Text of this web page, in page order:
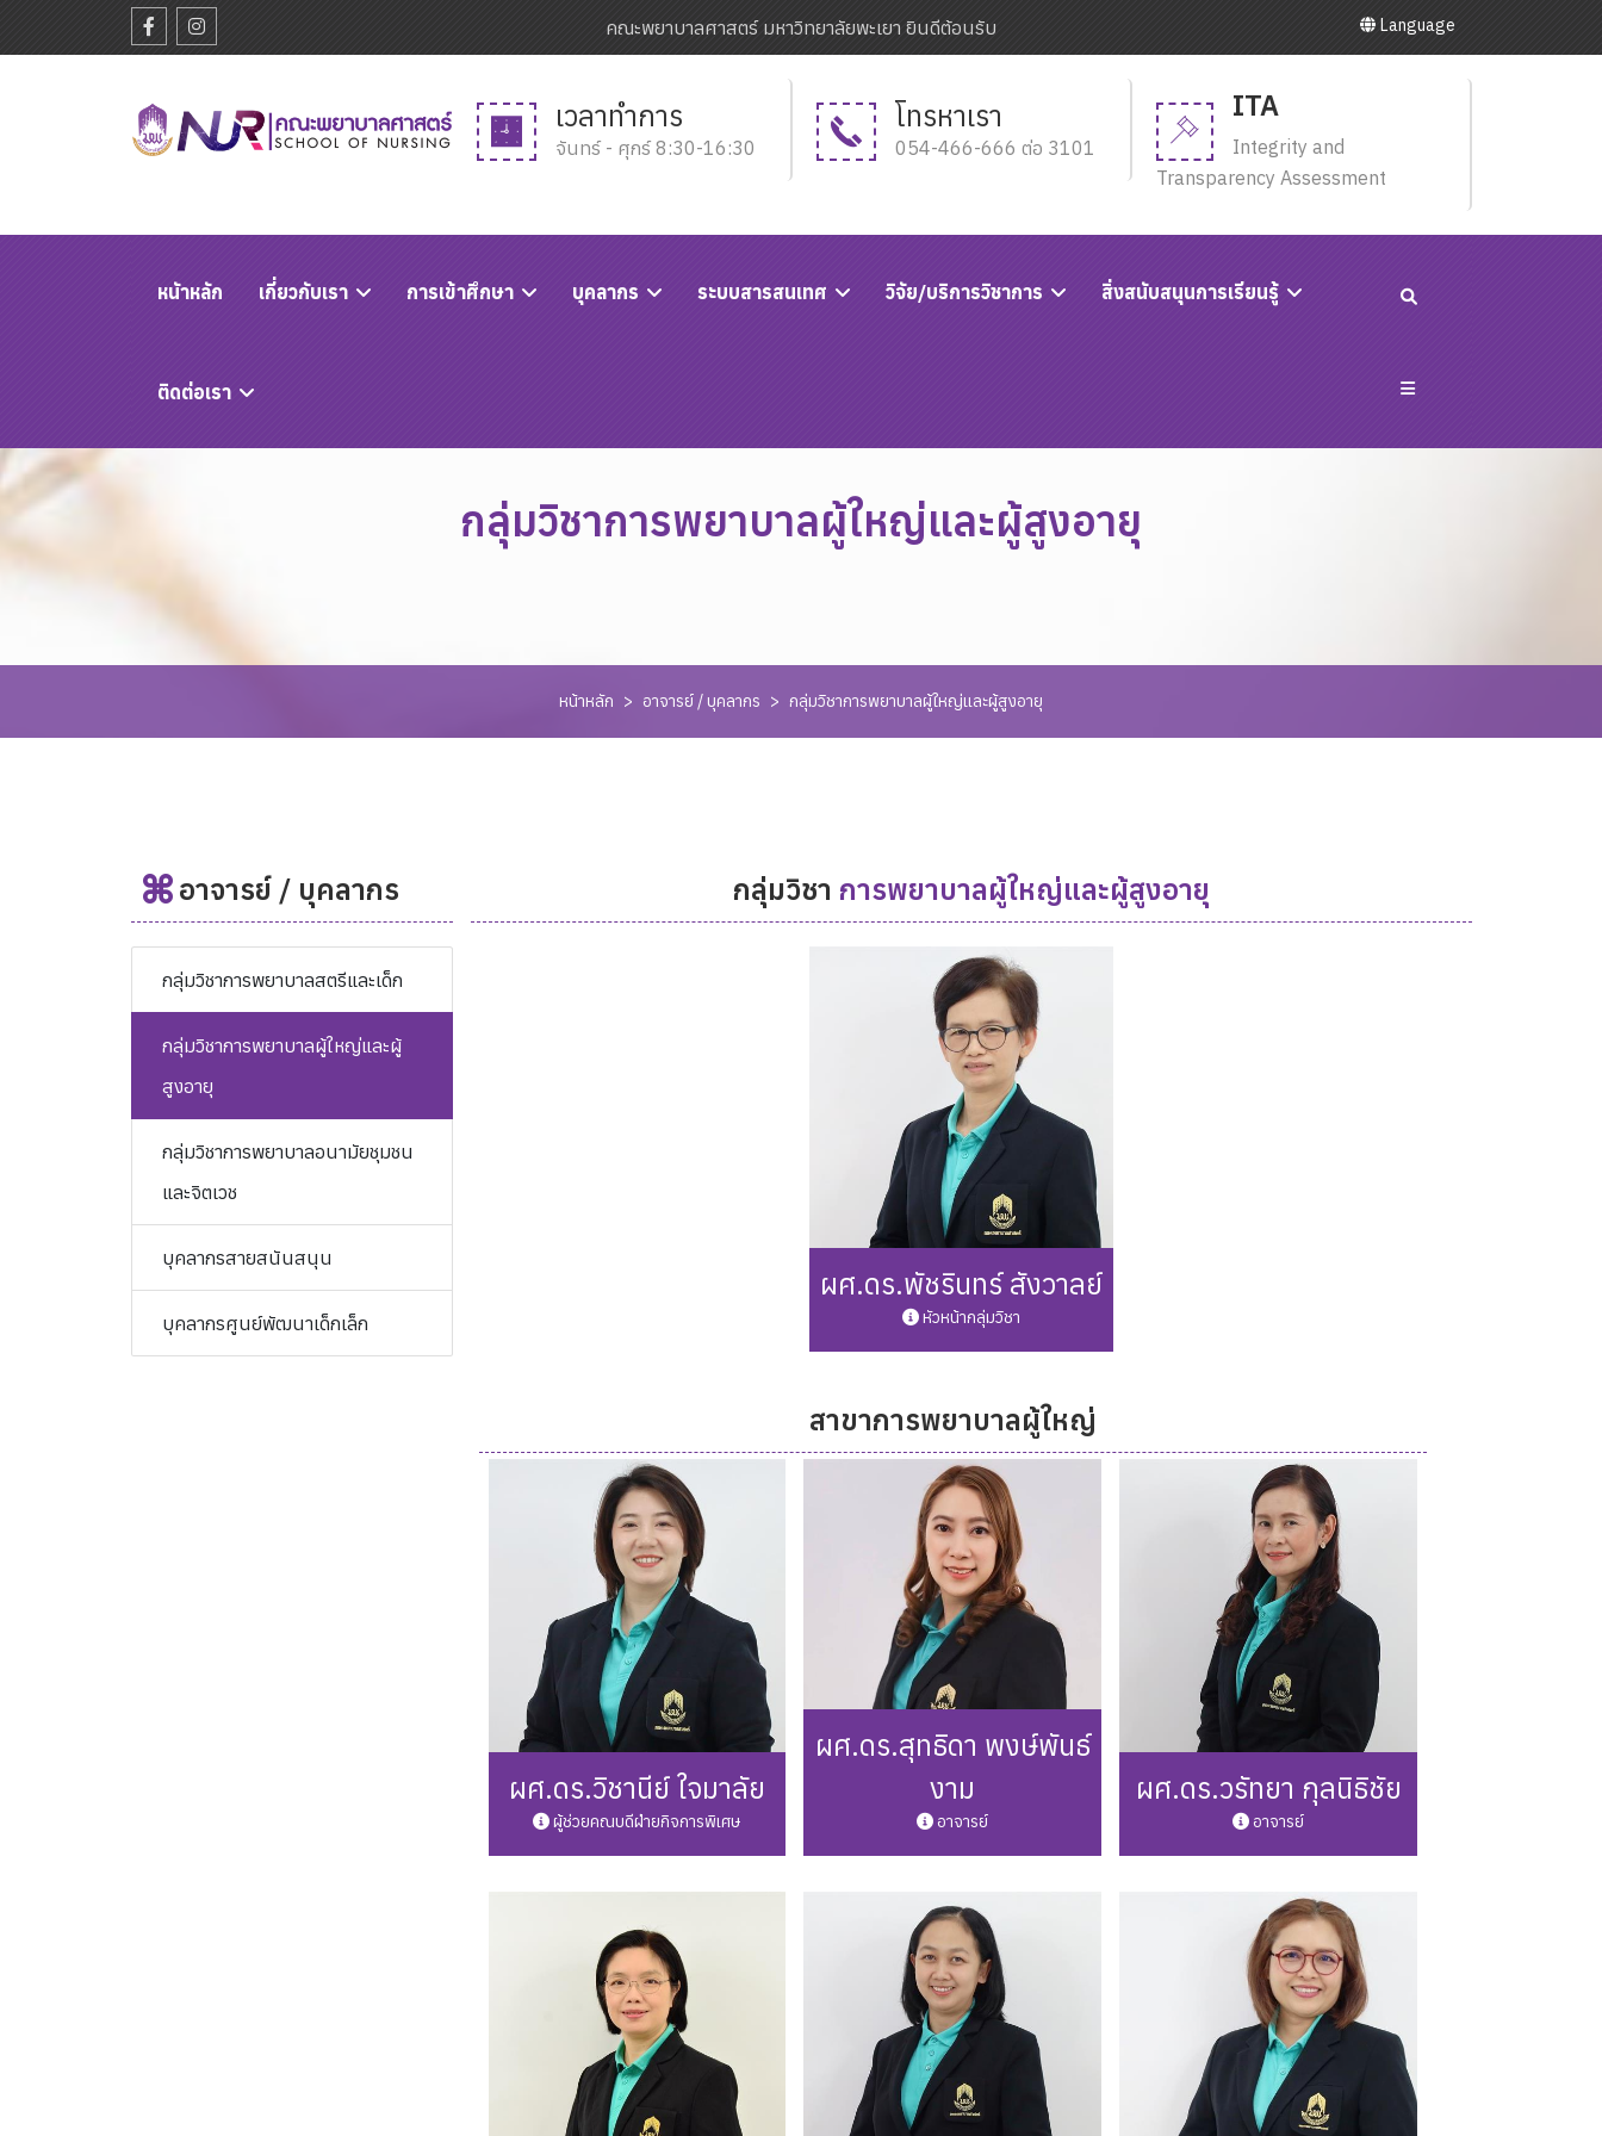
คณะพยาบาลศาสตร์ มหาวิทยาลัยพะเยา ยินดีต้อนรับ Language
เวลาทำการ
จันทร์ - ศุกร์ 8:30-16:30
โทรหาเรา
054-466-666 ต่อ 3101
ITA
Integrity and
Transparency Assessment
หนัาหลัก เกี่ยวกับเรา การเข้าศึกษา บุคลากร ระบบสารสนเทศ วิจัย/บริการวิชาการ สิ่งสนับสนุนการเรียนรู้
ติดต่อเรา
กลุ่มวิชาการพยาบาลผู้ใหญ่และผู้สูงอายุ
หน้าหลัก > อาจารย์ / บุคลากร > กลุ่มวิชาการพยาบาลผู้ใหญ่และผู้สูงอายุ
อาจารย์ / บุคลากร
กลุ่มวิชาการพยาบาลสตรีและเด็ก
กลุ่มวิชาการพยาบาลผู้ใหญ่และผู้
สูงอายุ
กลุ่มวิชาการพยาบาลอนามัยชุมชน
และจิตเวช
บุคลากรสายสนันสนุน
บุคลากรศูนย์พัฒนาเด็กเล็ก
กลุ่มวิชา การพยาบาลผู้ใหญ่และผู้สูงอายุ
ผศ.ดร.พัชรินทร์ สังวาลย์
หัวหน้ากลุ่มวิชา
Phone: 0 5446 6666 ต่อ 3252
Mail: Patcharin.su@up.ac.th
รายละเอียดเพิ่มเติม
สาขาการพยาบาลผู้ใหญ่
ผศ.ดร.วิชานีย์ ใจมาลัย
ผู้ช่วยคณบดีฝ่ายกิจการพิเศษ
Phone: 0 5446 6666 ต่อ 3249
Mail: wichanee.ja@up.ac.th
รายละเอียดเพิ่มเติม
ผศ.ดร.สุทธิดา พงษ์พันธ์
งาม
อาจารย์
Phone: 0 5446 6666 ต่อ 3213
Mail: sutthida.ph@up.ac.th
รายละเอียดเพิ่มเติม
ผศ.ดร.วรัทยา กุลนิธิชัย
อาจารย์
Phone: 0 5446 6666 ต่อ 3249
Mail: waratya.ku@up.ac.th
รายละเอียดเพิ่มเติม